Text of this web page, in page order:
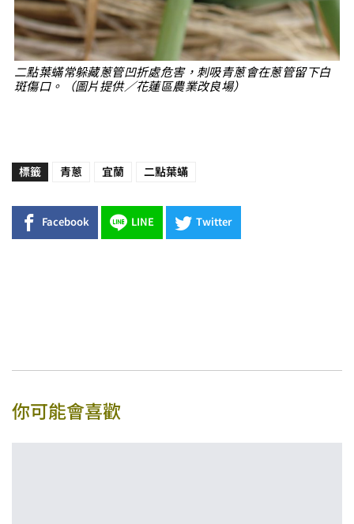
二點葉蟎常躲藏蔥管凹折處危害，刺吸青蔥會在蔥管留下白
斑傷口。（圖片提供／花蓮區農業改良場）
標籤 青蔥 宜蘭 二點葉蟎
Facebook LINE Twitter
你可能會喜歡